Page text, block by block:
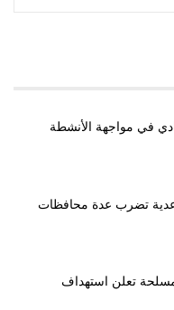
في مواجهة الأنشطة
تضرب عدة محافظات
تعلن استهداف